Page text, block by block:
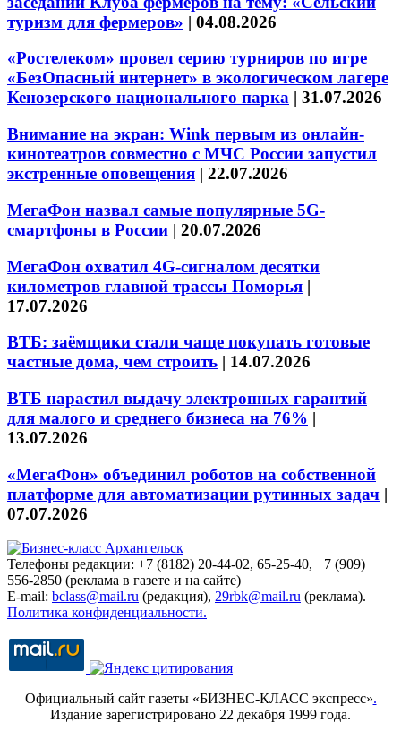
туризм для фермеров» | 04.08.2026
«Ростелеком» провел серию турниров по игре
«БезОпасный интернет» в экологическом лагере
Кенозерского национального парка | 31.07.2026
Внимание на экран: Wink первым из онлайн-
кинотеатров совместно с МЧС России запустил
экстренные оповещения | 22.07.2026
МегаФон назвал самые популярные 5G-
смартфоны в России | 20.07.2026
МегаФон охватил 4G-сигналом десятки
километров главной трассы Поморья |
17.07.2026
ВТБ: заёмщики стали чаще покупать готовые
частные дома, чем строить | 14.07.2026
ВТБ нарастил выдачу электронных гарантий
для малого и среднего бизнеса на 76% |
13.07.2026
«МегаФон» объединил роботов на собственной
платформе для автоматизации рутинных задач |
07.07.2026
Телефоны редакции: +7 (8182) 20-44-02, 65-25-40, +7 (909)
556-2850 (реклама в газете и на сайте)
E-mail: bclass@mail.ru (редакция), 29rbk@mail.ru (реклама).
Политика конфиденциальности.
Официальный сайт газеты «БИЗНЕС-КЛАСС экспресс».
Издание зарегистрировано 22 декабря 1999 года.